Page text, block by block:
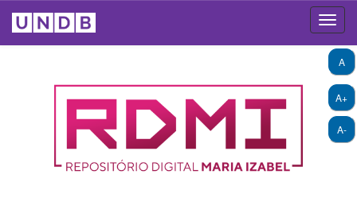
A+
A-
A